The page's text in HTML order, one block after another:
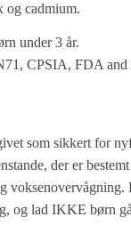
og cadmium.
under 3 år.
CPSIA, FDA
som sikkert for
der er
voksenovervågning.
og lad IKKE børn